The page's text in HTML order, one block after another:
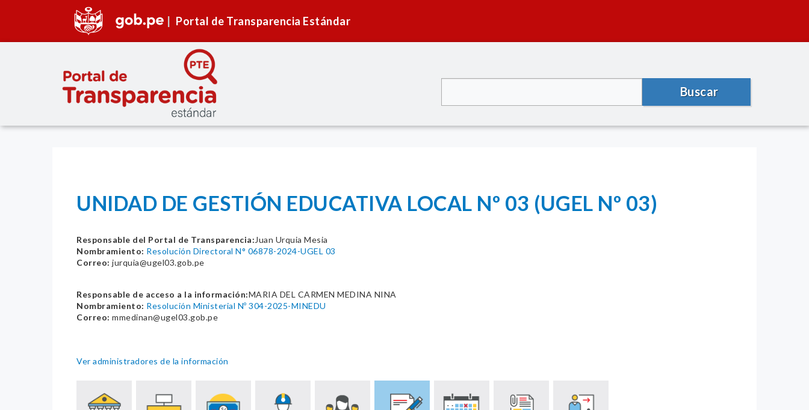
Portal de Transparencia Estándar
Buscar
UNIDAD DE GESTIÓN EDUCATIVA LOCAL Nº 03 (UGEL Nº 03)
Responsable del Portal de Transparencia: Juan Urquia Mesia
Nombramiento: Resolución Directoral N° 06878-2024-UGEL 03
Correo: jurquia@ugel03.gob.pe
Responsable de acceso a la información:MARIA DEL CARMEN MEDINA NINA
Nombramiento: Resolución Ministerial Nº 304-2025-MINEDU
Correo: mmedinan@ugel03.gob.pe
Ver administradores de la información